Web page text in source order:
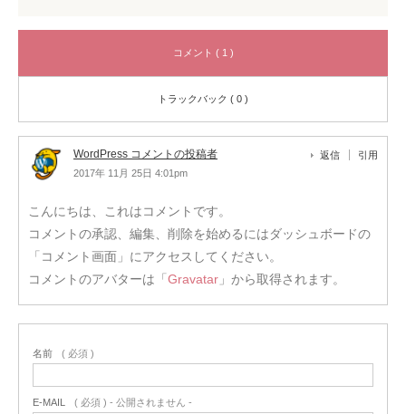
コメント ( 1 )
トラックバック ( 0 )
WordPress コメントの投稿者
2017年 11月 25日 4:01pm
返信 引用
こんにちは、これはコメントです。
コメントの承認、編集、削除を始めるにはダッシュボードの
「コメント画面」にアクセスしてください。
コメントのアバターは「 Gravatar 」から取得されます。
名前 ( 必須 )
E-MAIL ( 必須 ) - 公開されません -